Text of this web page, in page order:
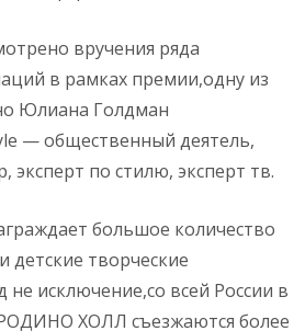
вручения ряда
в рамках премии,одну из
Юлиана Голдман
— общественный деятель,
эксперт по стилю, эксперт тв.
большое количество
детские творческие
не исключение,со всей России в
ХОЛЛ съезжаются более